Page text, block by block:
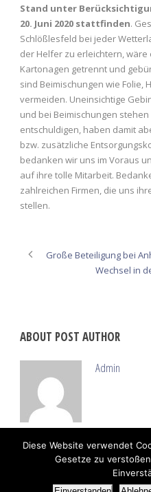
Stand unter
20. Juni 2020 stattfinden.
Schlößlesfeld bei jeder
der Helfer zu erleichtern, wäre
Kartonagen getrennt und
sind Beimischungen wie Folie,
vermeiden. Uneinsichtige
und bei Beimischungen
entschuldigen, haben damit
bzw. zusätzliche
bedanken wir uns im Voraus
auf ihre tolle Mitarbeit.
zahlreichen Firmen, die uns
stellen.
Große Beteiligung bei
Wechsel in
ABOUT POST AUTHOR
Admin
Diese Website verwendet
Gesetze zu